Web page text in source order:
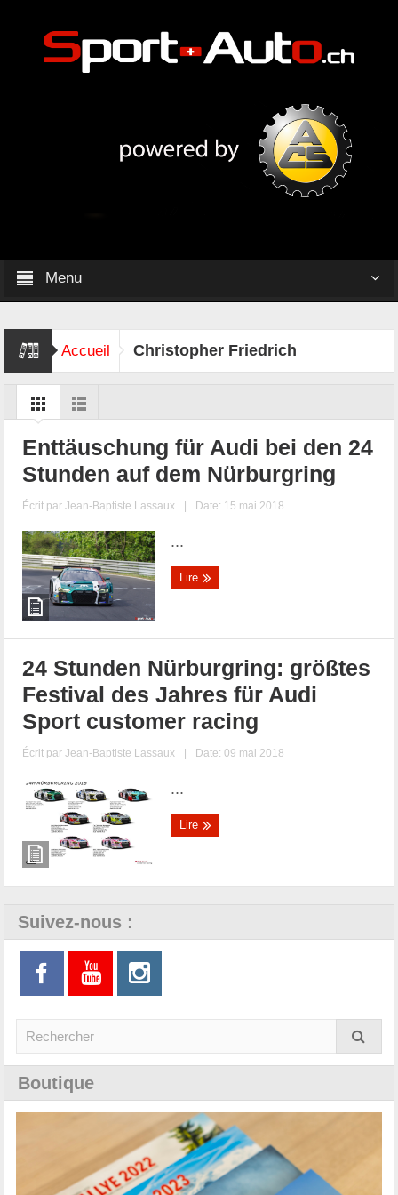
Menu
Accueil Christopher Friedrich
Enttäuschung für Audi bei den 24
Stunden auf dem Nürburgring
Écrit parJean-Baptiste Lassaux | Date: 15 mai 2018
...
Lire
24 Stunden Nürburgring: größtes
Festival des Jahres für Audi
Sport customer racing
Écrit parJean-Baptiste Lassaux | Date: 09 mai 2018
...
Lire
Suivez-nous :
Boutique